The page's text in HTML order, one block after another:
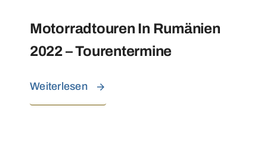
Motorradtouren In Rumänien
2022 – Tourentermine
Weiterlesen